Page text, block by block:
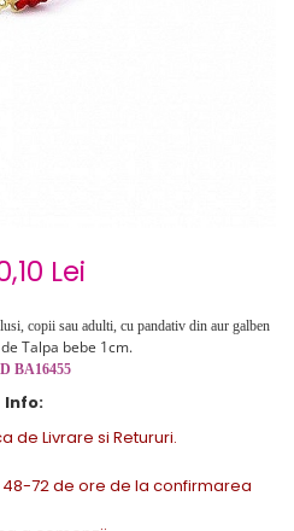
Lei
copii sau adulti, cu pandativ din aur galben
Talpa bebe 1cm.
BA16455
Info:
de Livrare si Retururi.
48-72 de ore de la confirmarea